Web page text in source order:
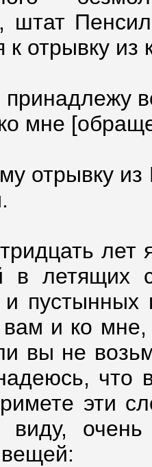
штат
отрывку из
принадлежу
мне
отрывку
в летящих
и ко мне,
вы не
что
эти
очень